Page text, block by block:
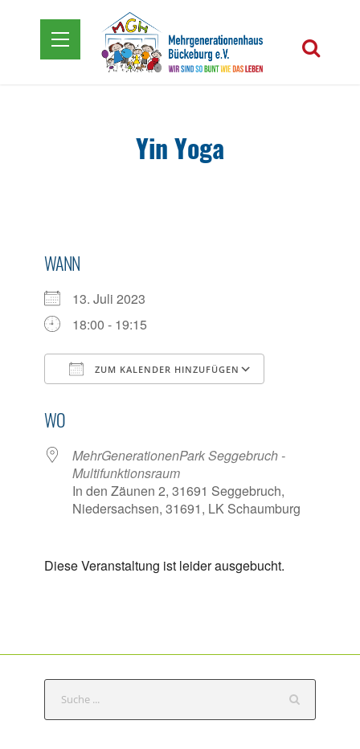
Yin Yoga
WANN
13. Juli 2023
18:00 - 19:15
ZUM KALENDER HINZUFÜGEN
WO
MehrGenerationenPark Seggebruch -
Multifunktionsraum
In den Zäunen 2, 31691 Seggebruch,
Niedersachsen, 31691, LK Schaumburg
Diese Veranstaltung ist leider ausgebucht.